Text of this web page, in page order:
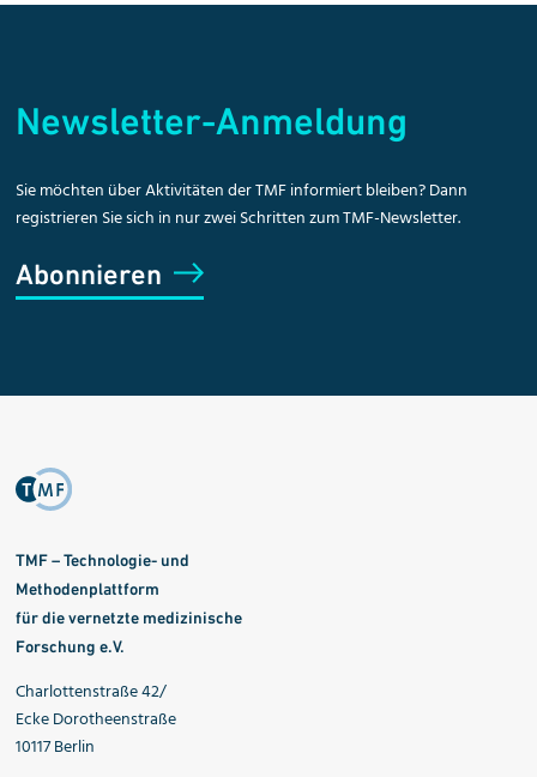
Newsletter-Anmeldung
Sie möchten über Aktivitäten der TMF informiert bleiben? Dann
registrieren Sie sich in nur zwei Schritten zum TMF-Newsletter.
Abonnieren
TMF – Technologie- und
Methodenplattform
für die vernetzte medizinische
Forschung e.V.
Charlottenstraße 42/
Ecke Dorotheenstraße
10117 Berlin